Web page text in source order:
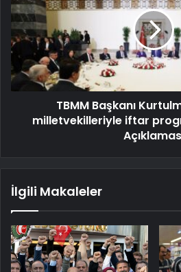
TBMM Başkanı
milletvekilleriyle iftar
İlgili Makaleler